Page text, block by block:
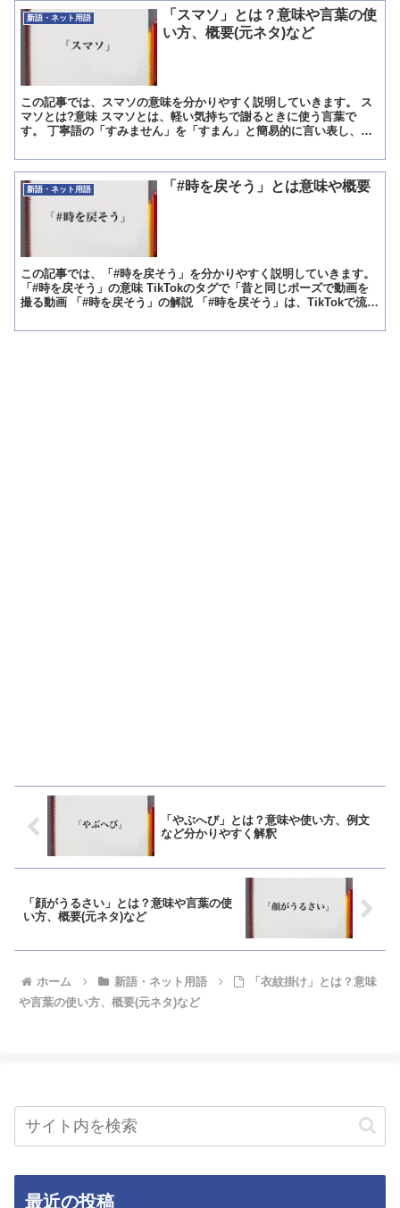
新語・ネット用語
「スマソ」とは？意味や言葉の使
い方、概要(元ネタ)など
この記事では、スマソの意味を分かりやすく説明していきます。 ス
マソとは?意味 スマソとは、軽い気持ちで謝るときに使う言葉で
す。 丁寧語の「すみません」を「すまん」と簡易的に言い表し、そ
新語・ネット用語 「#時を戻そう」とは意味や概要
この記事では、「#時を戻そう」を分かりやすく説明していきます。
「#時を戻そう」の意味 TikTokのタグで「昔と同じポーズで動画を
撮る動画 「#時を戻そう」の解説 「#時を戻そう」は、TikTokで流行
「やぶへび」とは？意味や使い方、例文
など分かりやすく解釈
「顔がうるさい」とは？意味や言葉の使
い方、概要(元ネタ)など
ホーム 新語・ネット用語
「衣紋掛け」とは？意味
や言葉の使い方、概要(元ネタ)など
最近の投稿